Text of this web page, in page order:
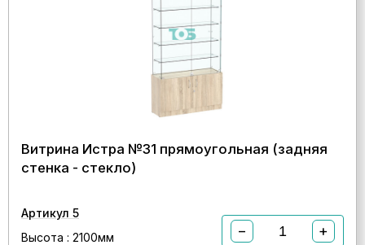
Витрина Истра №31 прямоугольная (задняя
стенка - стекло)
Артикул 5
Высота : 2100мм
− +